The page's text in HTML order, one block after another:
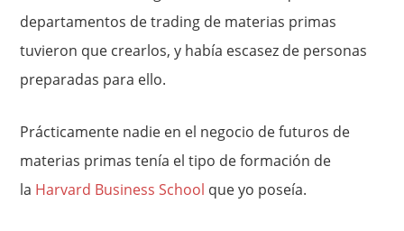
departamentos de trading de materias primas
tuvieron que crearlos, y había escasez de personas
preparadas para ello.
Prácticamente nadie en el negocio de futuros de
materias primas tenía el tipo de formación de
la Harvard Business School que yo poseía.